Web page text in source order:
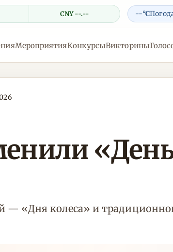
CNY --.-- --°C
МероприятияКонкурсыВикторины
— «Дня колеса» и